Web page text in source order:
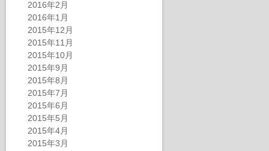
2016年2月
2016年1月
2015年12月
2015年11月
2015年10月
2015年9月
2015年8月
2015年7月
2015年6月
2015年5月
2015年4月
2015年3月